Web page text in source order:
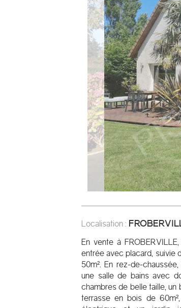
Localisation :
En vente à
entrée avec placard, suivie
50m². En rez-de-
une salle de bains avec
chambres de belle taille, un
terrasse en bois de